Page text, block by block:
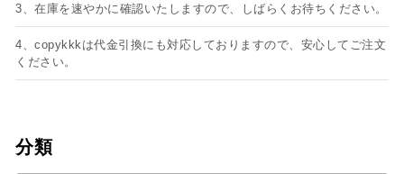
3、在庫を速やかに確認いたしますので、しばらくお待ちください。
4、copykkkは代金引換にも対応しておりますので、安心してご注文
ください。
分類